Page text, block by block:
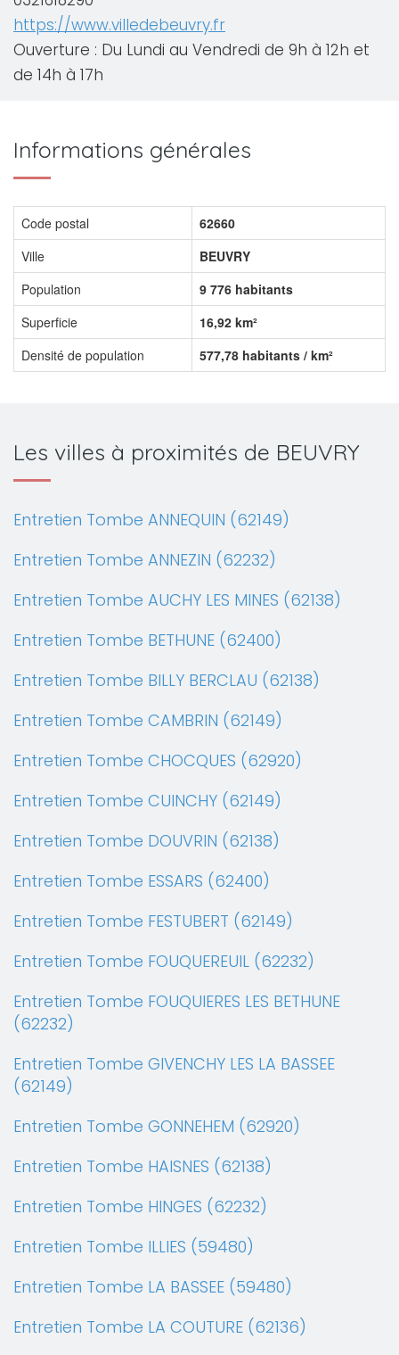
https://www.villedebeuvry.fr
Ouverture : Du Lundi au Vendredi de 9h à 12h et
de 14h à 17h
Informations générales
Code postal
62660
Ville
BEUVRY
Population
9 776 habitants
Superficie
16,92 km²
Densité de population
577,78 habitants / km²
Les villes à proximités de BEUVRY
Entretien Tombe ANNEQUIN (62149)
Entretien Tombe ANNEZIN (62232)
Entretien Tombe AUCHY LES MINES (62138)
Entretien Tombe BETHUNE (62400)
Entretien Tombe BILLY BERCLAU (62138)
Entretien Tombe CAMBRIN (62149)
Entretien Tombe CHOCQUES (62920)
Entretien Tombe CUINCHY (62149)
Entretien Tombe DOUVRIN (62138)
Entretien Tombe ESSARS (62400)
Entretien Tombe FESTUBERT (62149)
Entretien Tombe FOUQUEREUIL (62232)
Entretien Tombe FOUQUIERES LES BETHUNE
(62232)
Entretien Tombe GIVENCHY LES LA BASSEE
(62149)
Entretien Tombe GONNEHEM (62920)
Entretien Tombe HAISNES (62138)
Entretien Tombe HINGES (62232)
Entretien Tombe ILLIES (59480)
Entretien Tombe LA BASSEE (59480)
Entretien Tombe LA COUTURE (62136)